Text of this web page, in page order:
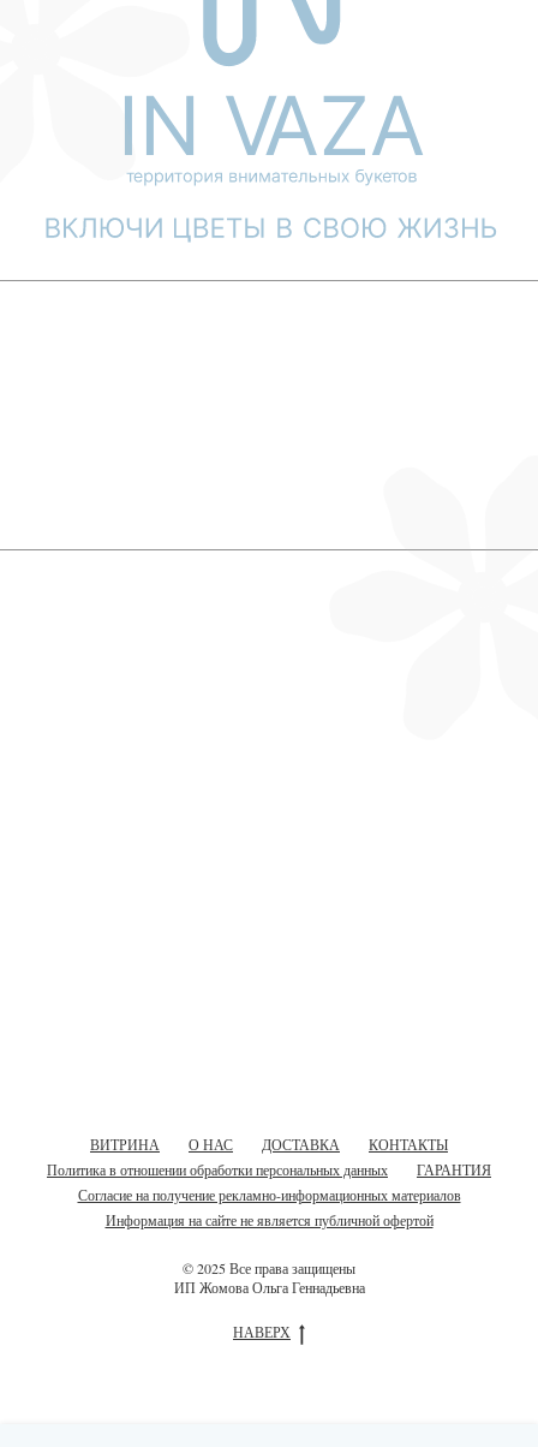
ВИТРИНА О НАС ДОСТАВКА
КОНТАКТЫ
Политика в отношении обработки персональных данных
ГАРАНТИЯ
Согласие на получение рекламно-информационных материалов
Информация на сайте не является публичной офертой
© 2025 Все права защищены
ИП Жомова Ольга Геннадьевна
НАВЕРХ